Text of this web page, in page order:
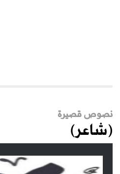
نصوص قصيرة
(شاعر)